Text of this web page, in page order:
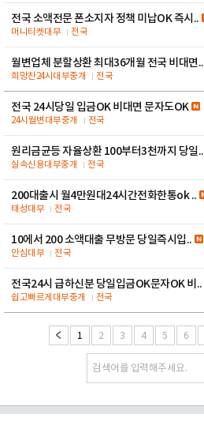
전국 소액전문 폰소지자 정책 미납OK 즉시..
머니티켓대부 전국
월변업체 분할상환 최대36개월 전국 비대면..
희망찬24시대부중개 전국
전국 24시당일 입금OK 비대면 문자도OK
24시월변대부중개 전국
원리금균등 자율상환 100부터3천까지 당일..
실속신용대부중개 전국
200대출시 월4만원대24시간전화한통ok ..
태성대부 전국
10에서 200 소액대출 무방문 당일즉시입..
안심대부 전국
전국24시 급하신분 당일입금OK문자OK 비..
쉽고빠르게대부중개 전국
1 2 3 4 5 6